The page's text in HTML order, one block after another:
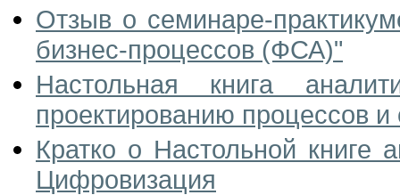
Отзыв о семинаре-
бизнес-процессов (ФСА)"
Настольная книга
проектированию процессов и
Кратко о Настольной книге
Цифровизация